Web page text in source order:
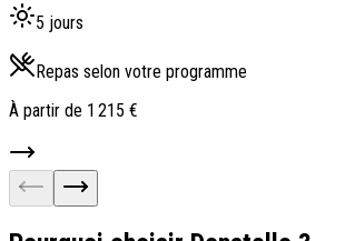
5 jours
Repas selon votre programme
À partir de 1 215 €